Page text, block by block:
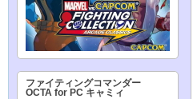
ファイティングコマンダー
OCTA for PC キャミィ